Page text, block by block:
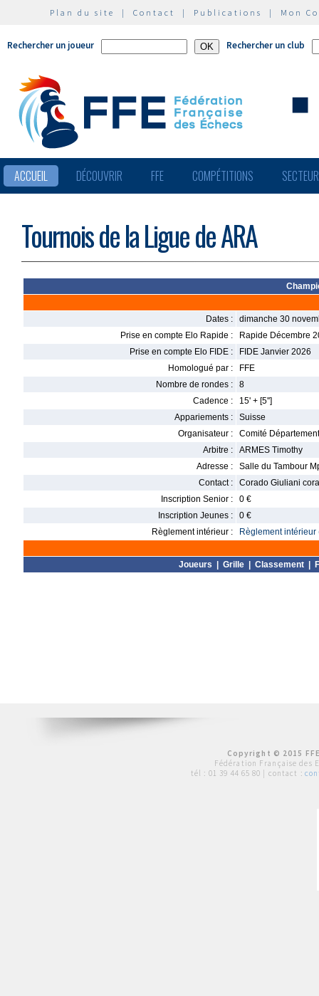
Plan du site | Contact | Publications | Mon
Rechercher un joueur Rechercher un club
ACCUEIL DÉCOUVRIR FFE COMPÉTITIONS
Tournois de la Ligue de ARA
Dates :
dimanche 30
Prise en compte Elo Rapide :
Rapide Décembre
Prise en compte Elo FIDE :
FIDE Janvier 2026
Homologué par :
FFE
Nombre de rondes :
8
Cadence :
15' + [5'']
Appariements :
Suisse
Organisateur :
Comité
Arbitre :
ARMES Timothy
Adresse :
Salle du Tambour
Contact :
Corado Giuliani
Inscription Senior :
0 €
Inscription Jeunes :
0 €
Règlement intérieur :
Règlement intérieur
Joueurs Grille Classement
Copyright © 2015
Fédération Française des
tél : 01 39 44 65 80 | contact :